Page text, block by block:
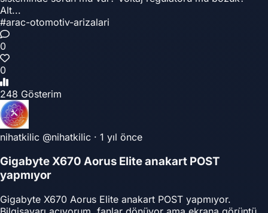
Alt...
#arac-otomotiv-arizalari
0
0
248 Gösterim
nihatkilic @nihatkilic · 1 yıl önce
Gigabyte X670 Aorus Elite anakart POST
yapmıyor
Gigabyte X670 Aorus Elite anakart POST yapmıyor.